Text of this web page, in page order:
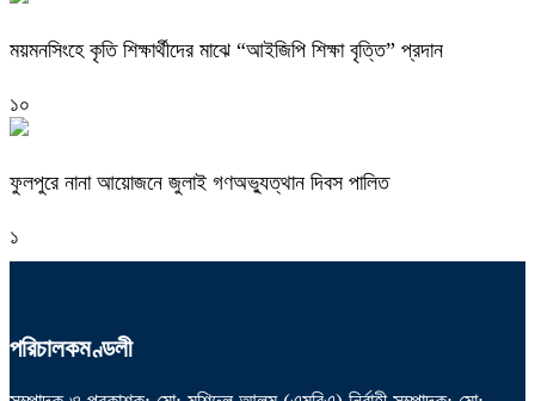
ময়মনসিংহে কৃতি শিক্ষার্থীদের মাঝে “আইজিপি শিক্ষা বৃত্তি” প্রদান
১০
ফুলপুরে নানা আয়োজনে জুলাই গণঅভ্যুত্থান দিবস পালিত
১
পরিচালকমণ্ডলী